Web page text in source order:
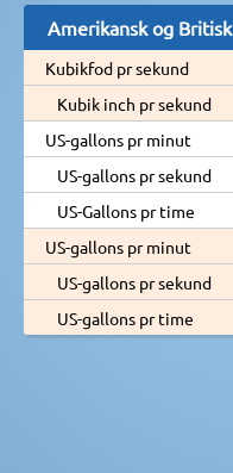
Amerikansk og Britisk
Kubikfod pr sekund
Kubik inch pr sekund
US-gallons pr minut
US-gallons pr sekund
US-Gallons pr time
US-gallons pr minut
US-gallons pr sekund
US-gallons pr time